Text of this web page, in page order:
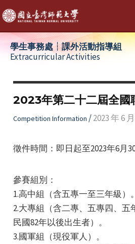
Skip
to
content
學生事務處┆課外活動指導組
Extracurricular Activities
2023年第二十二屆全國
Competition Information /2023 年 6
徵件時間：即日起至2023年6月
參賽組別：
1.高中組（含五專一至三年級）。
2.大專組（含二專、五專四、五
民國82年以後出生者）。
3.國軍組（現役軍人）。